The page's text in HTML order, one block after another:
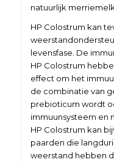
natuurlijk
HP Colostrum kan
levensfase. De
HP Colostrum
effect om het
de combinatie van
prebioticum wordt
immuunsysteem en
HP Colostrum kan
paarden die
weerstand hebben